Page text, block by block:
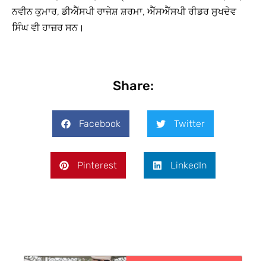
ਨਵੀਨ ਕੁਮਾਰ, ਡੀਐੱਸਪੀ ਰਾਜੇਸ਼ ਸ਼ਰਮਾ, ਐੱਸਐੱਸਪੀ ਰੀਡਰ ਸੁਖਦੇਵ
ਸਿੰਘ ਵੀ ਹਾਜ਼ਰ ਸਨ।
Share:
Facebook Twitter
Pinterest LinkedIn